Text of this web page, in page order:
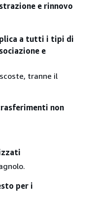
e rinnovo
a tutti i tipi di
e
tranne il
non
per i